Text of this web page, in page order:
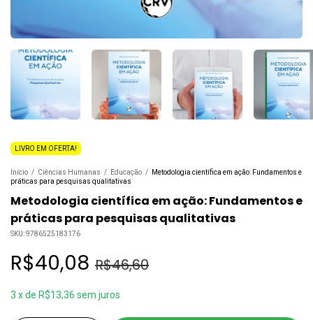
LIVRO EM OFERTA!
Início / Ciências Humanas / Educação /
Metodologia científica em ação: Fundamentos e
práticas para pesquisas qualitativas
Metodologia científica em ação: Fundamentos e
práticas para pesquisas qualitativas
SKU:9786525183176
R$40,08 R$46,60
3 xde R$13,36 sem juros